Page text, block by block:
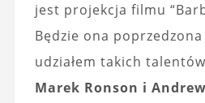
jest projekcja filmu
Będzie ona
udziałem takich
Marek Ronson i